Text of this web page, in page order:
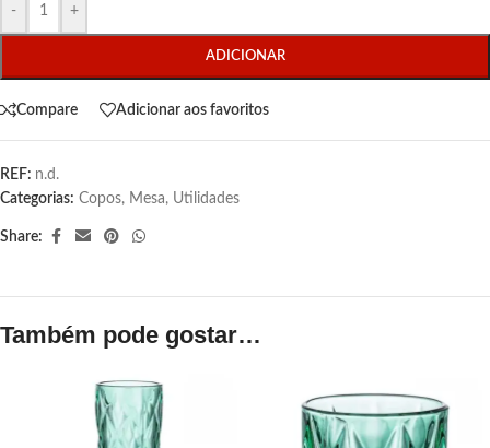
- +
ADICIONAR
Compare Adicionar aos favoritos
REF: n.d.
Categorias: Copos, Mesa, Utilidades
Share:
Também pode gostar…